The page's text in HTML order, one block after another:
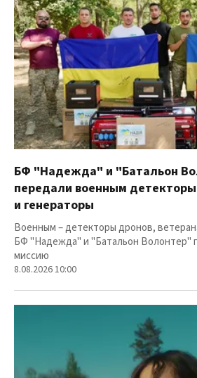
БФ "Надежда" и "Батальон
передали военным
и генераторы
Военным – детекторы дронов,
БФ "Надежда" и "Батальон Волонтер"
миссию
8.08.2026 10:00